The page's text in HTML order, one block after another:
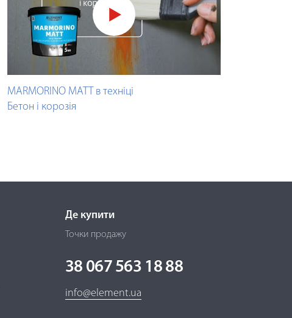
MARMORINO MATT в техніці
Бетон і корозія
Де купити
Точки продажу
38 067 563 18 88
info@element.ua